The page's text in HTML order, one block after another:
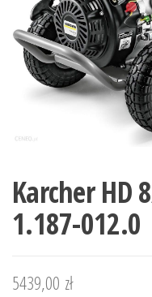
Karcher HD
1.187-012.0
5439,00 zł